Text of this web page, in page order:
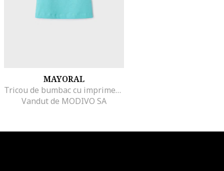
MAYORAL
Tricou de bumbac cu imprimeu grafic, Verde persan
Vandut de MODIVO SA